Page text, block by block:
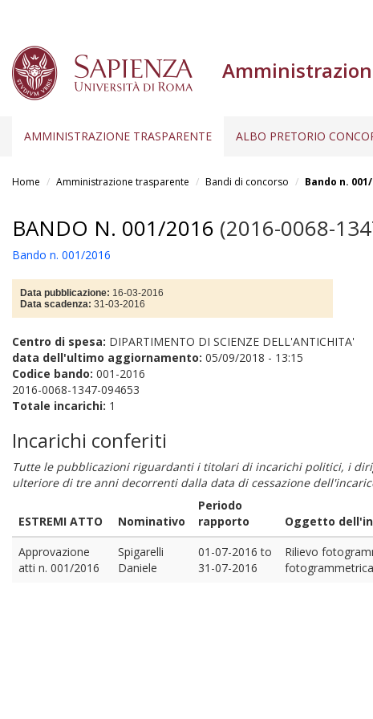
AMMINISTRAZIONE TRASPARENTE ALBO PRETORIO
Home Amministrazione trasparente Bandi di concorso Bando n.
BANDO N. 001/2016 (2016-0068-
Bando n. 001/2016
Data pubblicazione: 16-03-2016
Data scadenza: 31-03-2016
Centro di spesa: DIPARTIMENTO DI SCIENZE DELL'ANTICHITA'
data dell'ultimo aggiornamento: 05/09/2018 - 13:15
Codice bando: 001-2016
2016-0068-1347-094653
Totale incarichi: 1
Incarichi conferiti
Tutte le pubblicazioni riguardanti i titolari di incarichi politici, i
ulteriore di tre anni decorrenti dalla data di cessazione
ESTREMI ATTO Nominativo
Periodo
rapporto
Oggetto
Approvazione
atti n. 001/2016
Spigarelli
Daniele
01-07-2016 to
31-07-2016
Rilievo